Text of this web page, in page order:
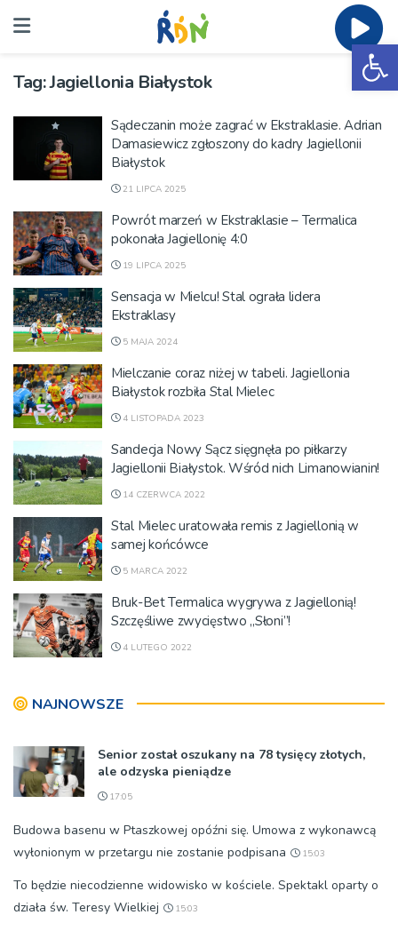
Tag:Jagiellonia Białystok
Sądeczanin może zagrać w Ekstraklasie. Adrian
Damasiewicz zgłoszony do kadry Jagiellonii
Białystok
21 LIPCA 2025
Powrót marzeń w Ekstraklasie – Termalica
pokonała Jagiellonię 4:0
19 LIPCA 2025
Sensacja w Mielcu! Stal ograła lidera
Ekstraklasy
5 MAJA 2024
Mielczanie coraz niżej w tabeli. Jagiellonia
Białystok rozbiła Stal Mielec
4 LISTOPADA 2023
Sandecja Nowy Sącz sięgnęła po piłkarzy
Jagiellonii Białystok. Wśród nich Limanowianin!
14 CZERWCA 2022
Stal Mielec uratowała remis z Jagiellonią w
samej końcówce
5 MARCA 2022
Bruk-Bet Termalica wygrywa z Jagiellonią!
Szczęśliwe zwycięstwo „Słoni”!
4 LUTEGO 2022
NAJNOWSZE
Senior został oszukany na 78 tysięcy złotych,
ale odzyska pieniądze
17:05
Budowa basenu w Ptaszkowej opóźni się. Umowa z wykonawcą
wyłonionym w przetargu nie zostanie podpisana
15:03
To będzie niecodzienne widowisko w kościele. Spektakl oparty o
działa św. Teresy Wielkiej
15:03